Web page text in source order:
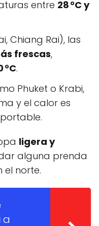
entre 28 °C y
Chiang Rai), las
frescas,
°C.
Phuket o Krabi,
y el calor es
ligera y
alguna prenda
el norte.
a